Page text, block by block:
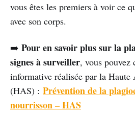
vous êtes les premiers à voir ce
avec son corps.
➡️ Pour en savoir plus sur la
signes à surveiller, vous pouvez
informative réalisée par la Haute
(HAS) : Prévention de la
nourrisson – HAS